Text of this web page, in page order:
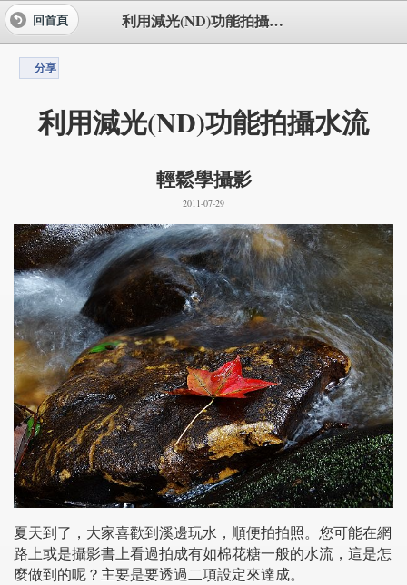
利用減光(ND)功能拍攝水流
回首頁
分享
利用減光(ND)功能拍攝水流
輕鬆學攝影
2011-07-29
夏天到了，大家喜歡到溪邊玩水，順便拍拍照。您可能在網
路上或是攝影書上看過拍成有如棉花糖一般的水流，這是怎
麼做到的呢？主要是要透過二項設定來達成。